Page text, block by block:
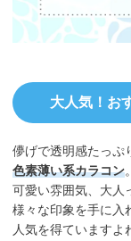
大人気！お
儚げで透明感たっぷ
色素薄い系カラコン。
可愛い雰囲気、大人
様々な印象を手に入
人気を得ていますよ